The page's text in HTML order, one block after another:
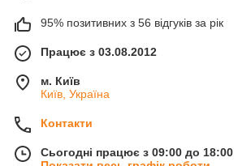
95% позитивних з 56 відгуків за рік
Працює з 03.08.2012
м. Київ
Київ, Україна
Контакти
Сьогодні працює з 09:00 до 18:00